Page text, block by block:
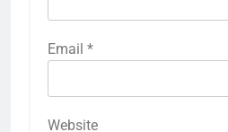
Email *
Website